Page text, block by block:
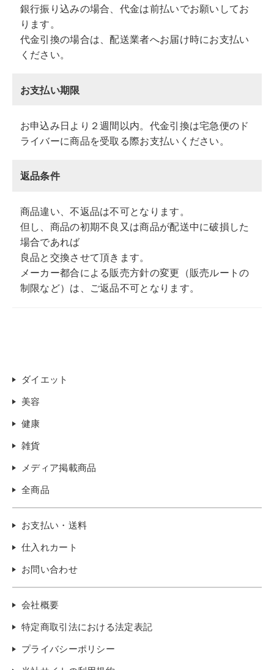
銀行振り込みの場合、代金は前払いでお願いしてお
ります。
代金引換の場合は、配送業者へお届け時にお支払い
ください。
お支払い期限
お申込み日より２週間以内。代金引換は宅急便のド
ライバーに商品を受取る際お支払いください。
返品条件
商品違い、不返品は不可となります。
但し、商品の初期不良又は商品が配送中に破損した
場合であれば
良品と交換させて頂きます。
メーカー都合による販売方針の変更（販売ルートの
制限など）は、ご返品不可となります。
ダイエット
美容
健康
雑貨
メディア掲載商品
全商品
お支払い・送料
仕入れカート
お問い合わせ
会社概要
特定商取引法における法定表記
プライバシーポリシー